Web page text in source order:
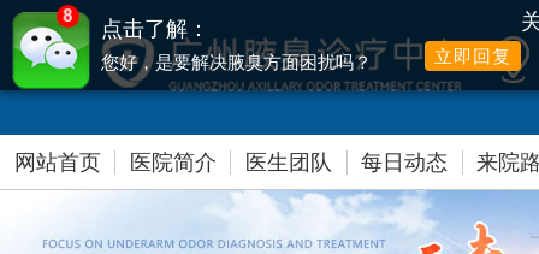
网站首页 医院简介 医生团队 每日动态 来院
8
点击了解：
您好，是要解决腋臭方面困扰吗？ 立即回复